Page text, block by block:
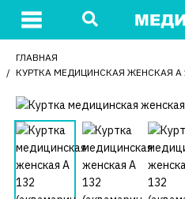
ГЛАВНАЯ
КУРТКА МЕДИЦИНСКАЯ ЖЕНСКАЯ А